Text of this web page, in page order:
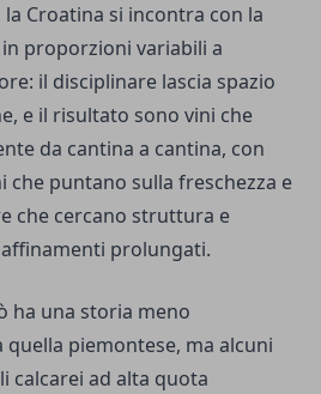
Croatina si incontra con la
proporzioni variabili a
il disciplinare lascia spazio
e il risultato sono vini che
da cantina a cantina, con
puntano sulla freschezza e
che cercano struttura e
prolungati.
ha una storia meno
piemontese, ma alcuni
calcarei ad alta quota